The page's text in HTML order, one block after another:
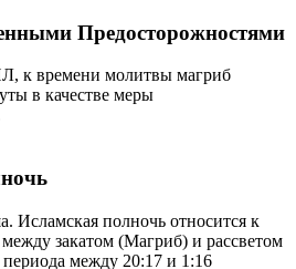
Предосторожностями
к времени молитвы магриб
в качестве меры
Исламская полночь относится к
закатом (Магриб) и рассветом
между 20:17 и 1:16